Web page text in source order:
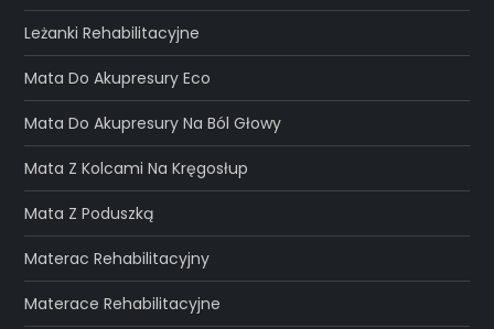
Leżanki Rehabilitacyjne
Mata Do Akupresury Eco
Mata Do Akupresury Na Ból Głowy
Mata Z Kolcami Na Kręgosłup
Mata Z Poduszką
Materac Rehabilitacyjny
Materace Rehabilitacyjne